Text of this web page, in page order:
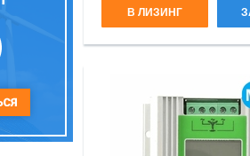
В ЛИЗИНГ